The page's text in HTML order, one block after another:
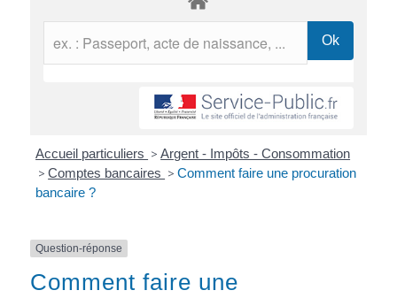
Accueil particuliers > Argent - Impôts - Consommation
> Comptes bancaires > Comment faire une procuration
bancaire ?
Question-réponse
Comment faire une